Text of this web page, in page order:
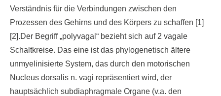
Verständnis für die Verbindungen zwischen den
Prozessen des Gehirns und des Körpers zu schaffen [1]
[2].Der Begriff „polyvagal“ bezieht sich auf 2 vagale
Schaltkreise. Das eine ist das phylogenetisch ältere
unmyelinisierte System, das durch den motorischen
Nucleus dorsalis n. vagi repräsentiert wird, der
hauptsächlich subdiaphragmale Organe (v.a. den